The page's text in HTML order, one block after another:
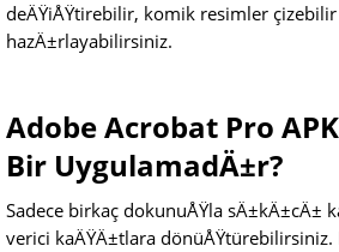
deÄŸiÅŸtirebilir, komik resimler
hazÄ±rlayabilirsiniz.
Adobe Acrobat Pro
Bir UygulamadÄ±r?
Sadece birkaç dokunuÅŸla sÄ±kÄ±cÄ±
verici kaÄŸÄ±tlara